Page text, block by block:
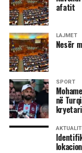
afatit
LAJMET
Nesër
SPORT
në